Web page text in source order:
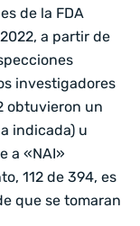
de la FDA
a partir de
investigadores
obtuvieron un
indicada) u
a «NAI»
112 de 394, es
que se tomaran